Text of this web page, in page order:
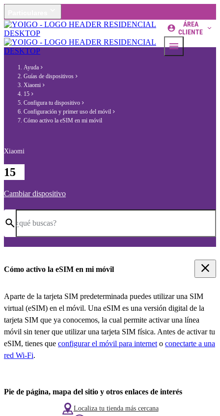
ÁREA
CLIENTE
Ayuda
Guías de dispositivos
Xiaomi
15
Configura tu dispositivo
Configuración y primer uso del móvil
Cómo activo la eSIM en mi móvil
Xiaomi
15
Cambiar dispositivo
¿qué buscas?
Cómo activo la eSIM en mi móvil
Aparte de la tarjeta SIM predeterminada puedes utilizar una SIM
virtual (eSIM) en el móvil. Una eSIM es una versión digital de la
tarjeta SIM que ya conocemos, la cual permite activar una línea
móvil sin tener que utilizar una tarjeta SIM física. Antes de activar tu
eSIM, tienes que configurar el móvil para internet o conectarte a una
red Wi-Fi.
Pie de página, mapa del sitio y otros enlaces de interés
Localiza tu tienda más cercana